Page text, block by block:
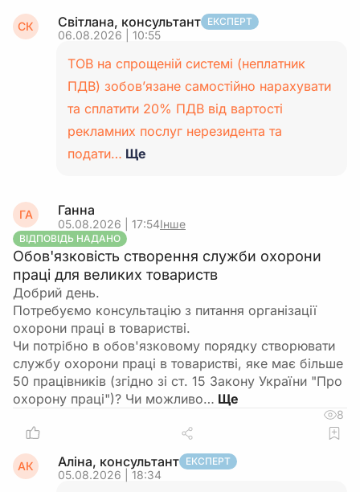
СК Світлана, консультант ЕКСПЕРТ
06.08.2026 | 10:55
ТОВ на спрощеній системі (неплатник
ПДВ) зобов’язане самостійно нарахувати
та сплатити 20% ПДВ від вартості
рекламних послуг нерезидента та
подати… Ще
ГА Ганна
05.08.2026 | 17:54Інше
ВІДПОВІДЬ НАДАНО
Обов'язковість створення служби охорони
праці для великих товариств
Добрий день.
Потребуємо консультацію з питання організації
охорони праці в товаристві.
Чи потрібно в обов'язковому порядку створювати
службу охорони праці в товаристві, яке має більше
50 працівників (згідно зі ст. 15 Закону України "Про
охорону праці")? Чи можливо…
8
АК Аліна, консультант ЕКСПЕРТ
05.08.2026 | 18:34